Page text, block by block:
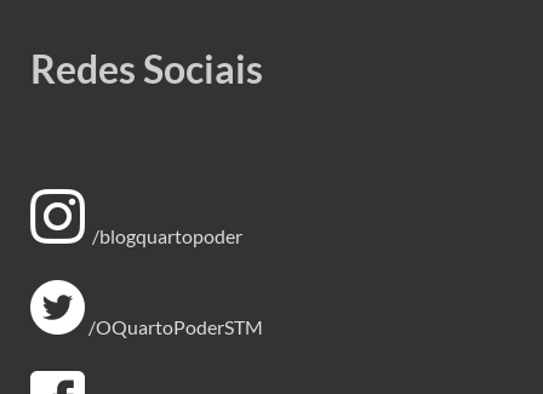
Redes Sociais
/blogquartopoder
/OQuartoPoderSTM